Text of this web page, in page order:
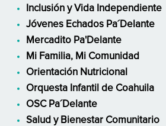
Inclusión y Vida Independiente
Jóvenes Echados Pa´Delante
Mercadito Pa'Delante
Mi Familia, Mi Comunidad
Orientación Nutricional
Orquesta Infantil de Coahuila
OSC Pa´Delante
Salud y Bienestar Comunitario